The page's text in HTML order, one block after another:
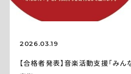
2026.03.19
【合格者発表】音楽活動支援「み